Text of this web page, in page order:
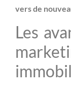
vers de
Les